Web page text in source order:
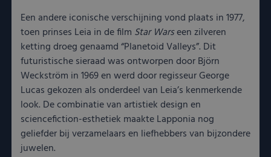
Een andere iconische verschijning vond plaats in 1977,
toen prinses Leia in de film Star Warseen zilveren
ketting droeg genaamd “Planetoid Valleys”. Dit
futuristische sieraad was ontworpen door Björn
Weckström in 1969 en werd door regisseur George
Lucas gekozen als onderdeel van Leia’s kenmerkende
look. De combinatie van artistiek design en
sciencefiction-esthetiek maakte Lapponia nog
geliefder bij verzamelaars en liefhebbers van bijzondere
juwelen.